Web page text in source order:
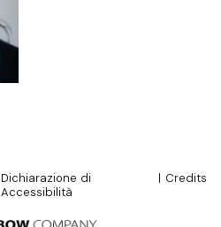
Dichiarazione di
Accessibilità
| Credits